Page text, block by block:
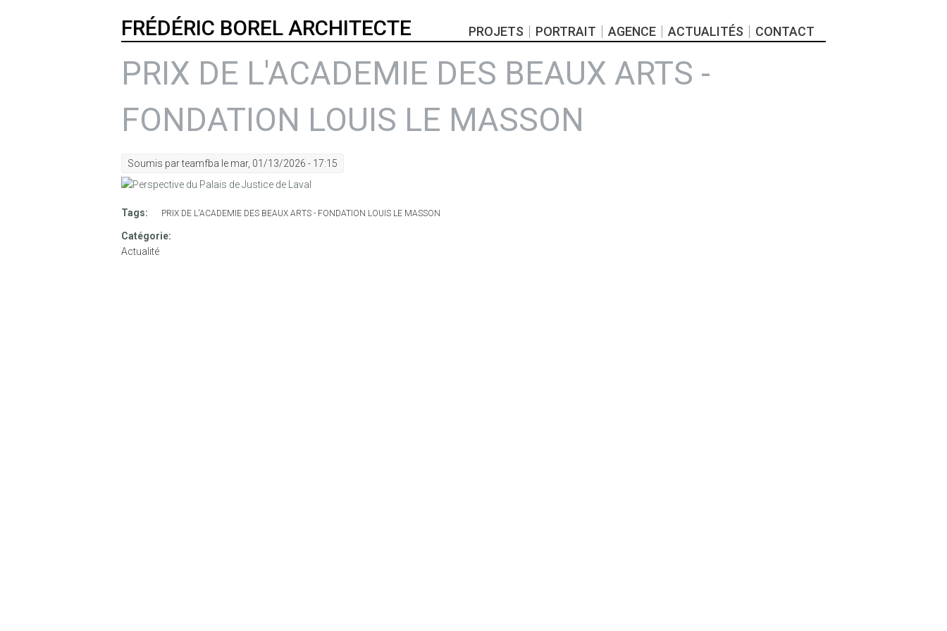
FRÉDÉRIC BOREL ARCHITECTE PROJETS PORTRAIT AGENCE ACTUALITÉS CONTACT
PRIX DE L'ACADEMIE DES BEAUX ARTS -
FONDATION LOUIS LE MASSON
Soumis parteamfba le mar, 01/13/2026 - 17:15
Tags: PRIX DE L'ACADEMIE DES BEAUX ARTS - FONDATION LOUIS LE MASSON
Catégorie:
Actualité